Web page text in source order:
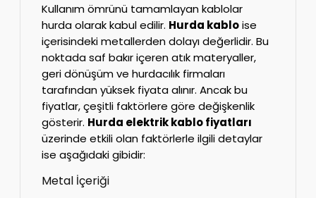
Kullanım ömrünü tamamlayan kablolar
hurda olarak kabul edilir. Hurda kabloise
içerisindeki metallerden dolayı değerlidir. Bu
noktada saf bakır içeren atık materyaller,
geri dönüşüm ve hurdacılık firmaları
tarafından yüksek fiyata alınır. Ancak bu
fiyatlar, çeşitli faktörlere göre değişkenlik
gösterir. Hurda elektrik kablo fiyatları
üzerinde etkili olan faktörlerle ilgili detaylar
ise aşağıdaki gibidir:
Metal İçeriği